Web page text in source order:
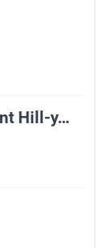
Hill-у…